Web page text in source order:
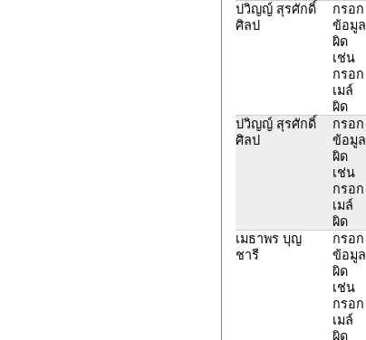
ปวิญญ์ สุรศักดิ์
ศิลป
กรอก
ข้อมูล
ผิด
เช่น
กรอก
เมล์
ผิด
ปวิญญ์ สุรศักดิ์
ศิลป
กรอก
ข้อมูล
ผิด
เช่น
กรอก
เมล์
ผิด
เมธาพร บุญ
ชารี
กรอก
ข้อมูล
ผิด
เช่น
กรอก
เมล์
ผิด